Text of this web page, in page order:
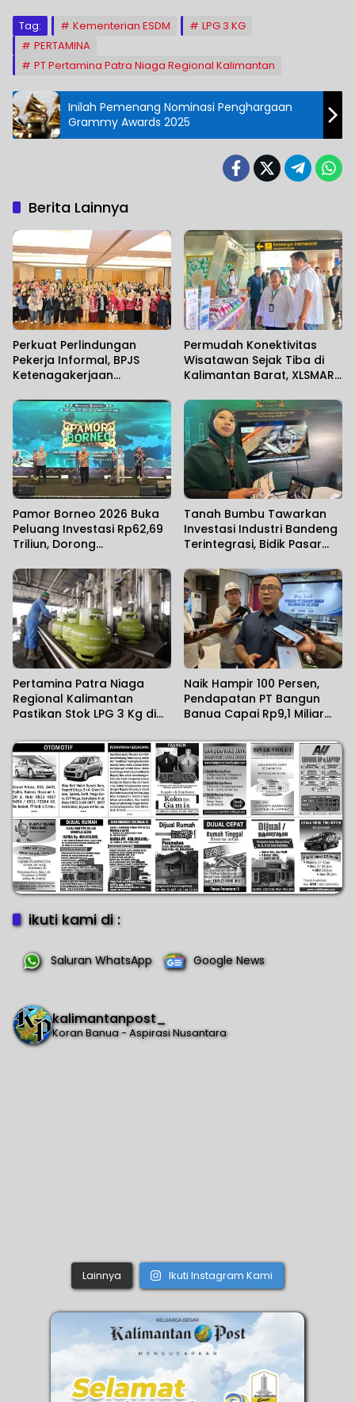
Tag: Kementerian ESDM
LPG 3 KG
PERTAMINA
PT Pertamina Patra Niaga Regional Kalimantan
Inilah Pemenang Nominasi Penghargaan
Grammy Awards 2025
Berita Lainnya
Perkuat Perlindungan
Pekerja Informal, BPJS
Ketenagakerjaan
Sosialisasi Bersama
Anggota Komisi IX DPR RI
Permudah Konektivitas
Wisatawan Sejak Tiba di
Kalimantan Barat, XLSMART
SIM Card di Bandara
Supadio
Pamor Borneo 2026 Buka
Peluang Investasi Rp62,69
Triliun, Dorong
Kalimantan
Tanah Bumbu Tawarkan
Investasi Industri Bandeng
Terintegrasi, Bidik Pasar
Pertamina Patra Niaga
Regional Kalimantan
Pastikan Stok LPG 3 Kg di
Naik Hampir 100 Persen,
Pendapatan PT Bangun
Banua Capai Rp9,1 Miliar
ikuti kami di :
Saluran WhatsApp Google News
kalimantanpost_
Koran Banua - Aspirasi Nusantara
Lainnya Ikuti Instagram Kami